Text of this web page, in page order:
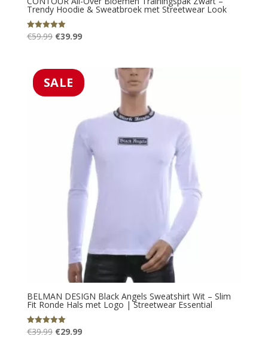
Trendy Hoodie & Sweatbroek met Streetwear Look
Gewaardeerd
5.00
€59.99 Oorspronkelijke
€59.99.
€39.99Huidige
€39.99.
SALE
BELMAN DESIGN Black Angels Sweatshirt Wit – Slim
Fit Ronde Hals met Logo | Streetwear Essential
Gewaardeerd
5.00
€39.99 Oorspronkelijke
€29.99Huidige